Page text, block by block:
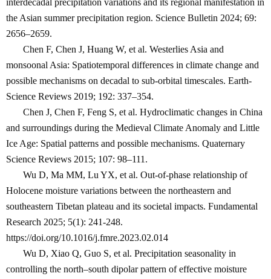
interdecadal precipitation variations and its regional manifestation in
the Asian summer precipitation region. Science Bulletin 2024; 69:
2656–2659.
Chen F, Chen J, Huang W, et al. Westerlies Asia and
monsoonal Asia: Spatiotemporal differences in climate change and
possible mechanisms on decadal to sub-orbital timescales. Earth-
Science Reviews 2019; 192: 337–354.
Chen J, Chen F, Feng S, et al. Hydroclimatic changes in China
and surroundings during the Medieval Climate Anomaly and Little
Ice Age: Spatial patterns and possible mechanisms. Quaternary
Science Reviews 2015; 107: 98–111.
Wu D, Ma MM, Lu YX, et al. Out-of-phase relationship of
Holocene moisture variations between the northeastern and
southeastern Tibetan plateau and its societal impacts. Fundamental
Research 2025; 5(1): 241-248.
https://doi.org/10.1016/j.fmre.2023.02.014
Wu D, Xiao Q, Guo S, et al. Precipitation seasonality in
controlling the north‒south dipolar pattern of effective moisture